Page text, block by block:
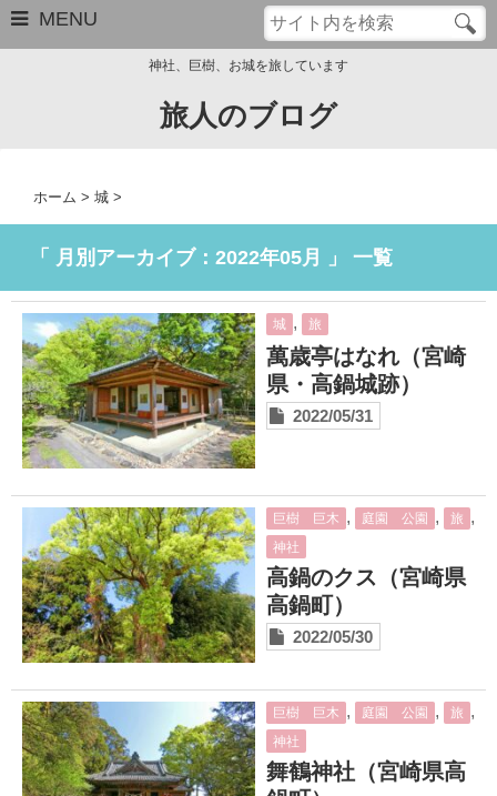
MENU
サイトマップ
管理人のプロフィール
Close
神社、巨樹、お城を旅しています
旅人のブログ
ホーム > 城 >
「 月別アーカイブ：2022年05月 」 一覧
城 , 旅
萬歳亭はなれ（宮崎
県・高鍋城跡）
2022/05/31
巨樹 巨木 , 庭園 公園 , 旅 ,
神社
高鍋のクス（宮崎県
高鍋町）
2022/05/30
巨樹 巨木 , 庭園 公園 , 旅 ,
神社
舞鶴神社（宮崎県高